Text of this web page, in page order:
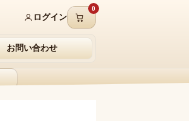
ログイン
0
お問い合わせ